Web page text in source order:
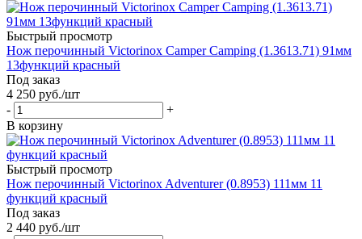
Быстрый просмотр
Нож перочинный Victorinox Camper Camping (1.3613.71) 91мм
13функций красный
Под заказ
4 250 руб./шт
-
+
В корзину
Быстрый просмотр
Нож перочинный Victorinox Adventurer (0.8953) 111мм 11
функций красный
Под заказ
2 440 руб./шт